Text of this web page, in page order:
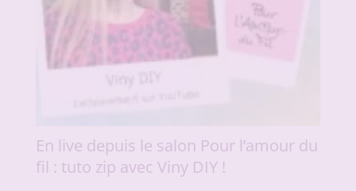
En live depuis le salon Pour l’amour du
fil : tuto zip avec Viny DIY !